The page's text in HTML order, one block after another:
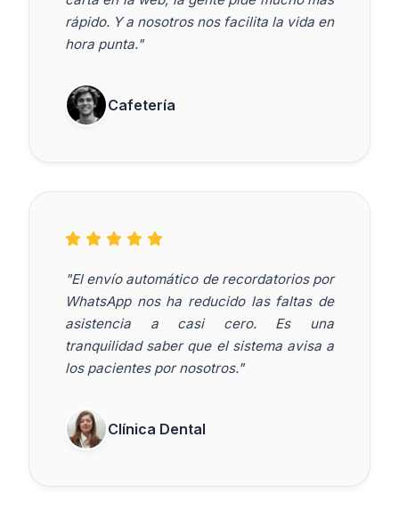
rápido. Y a nosotros nos facilita la vida en
hora punta."
Cafetería
"El envío automático de recordatorios por
WhatsApp nos ha reducido las faltas de
asistencia a casi cero. Es una
tranquilidad saber que el sistema avisa a
los pacientes por nosotros."
Clínica Dental